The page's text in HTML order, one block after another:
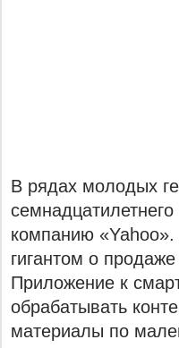
В рядах молодых
компанию «Yahoo».
гигантом о
Приложение к
обрабатывать
материалы по